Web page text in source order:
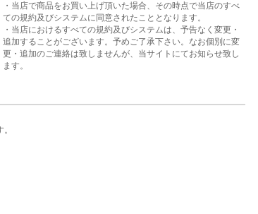
・当店で商品をお買い上げ頂いた場合、その時点で当店のすべ
ての規約及びシステムに同意されたこととなります。
・当店におけるすべての規約及びシステムは、予告なく変更・
追加することがございます。予めご了承下さい。なお個別に変
更・追加のご連絡は致しませんが、当サイトにてお知らせ致し
ます。